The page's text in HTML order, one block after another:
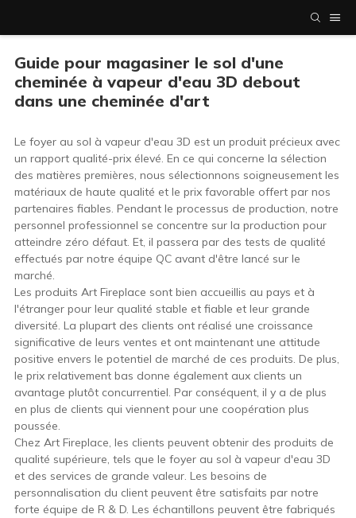
Guide pour magasiner le sol d'une
cheminée à vapeur d'eau 3D debout
dans une cheminée d'art
Le foyer au sol à vapeur d'eau 3D est un produit précieux avec
un rapport qualité-prix élevé. En ce qui concerne la sélection
des matières premières, nous sélectionnons soigneusement les
matériaux de haute qualité et le prix favorable offert par nos
partenaires fiables. Pendant le processus de production, notre
personnel professionnel se concentre sur la production pour
atteindre zéro défaut. Et, il passera par des tests de qualité
effectués par notre équipe QC avant d'être lancé sur le
marché.
Les produits Art Fireplace sont bien accueillis au pays et à
l'étranger pour leur qualité stable et fiable et leur grande
diversité. La plupart des clients ont réalisé une croissance
significative de leurs ventes et ont maintenant une attitude
positive envers le potentiel de marché de ces produits. De plus,
le prix relativement bas donne également aux clients un
avantage plutôt concurrentiel. Par conséquent, il y a de plus
en plus de clients qui viennent pour une coopération plus
poussée.
Chez Art Fireplace, les clients peuvent obtenir des produits de
qualité supérieure, tels que le foyer au sol à vapeur d'eau 3D
et des services de grande valeur. Les besoins de
personnalisation du client peuvent être satisfaits par notre
forte équipe de R & D. Les échantillons peuvent être fabriqués